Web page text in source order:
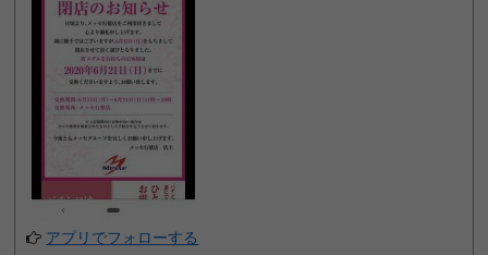
アプリでフォローする